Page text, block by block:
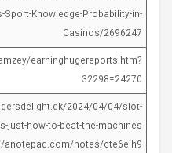
Knowledge-Probability-in-
Casinos/2696247
earninghugereports.htm?
32298=24270
2024/04/04/slot-
just-how-to-beat-the-machines/
anotepad.com/notes/cte6eih9